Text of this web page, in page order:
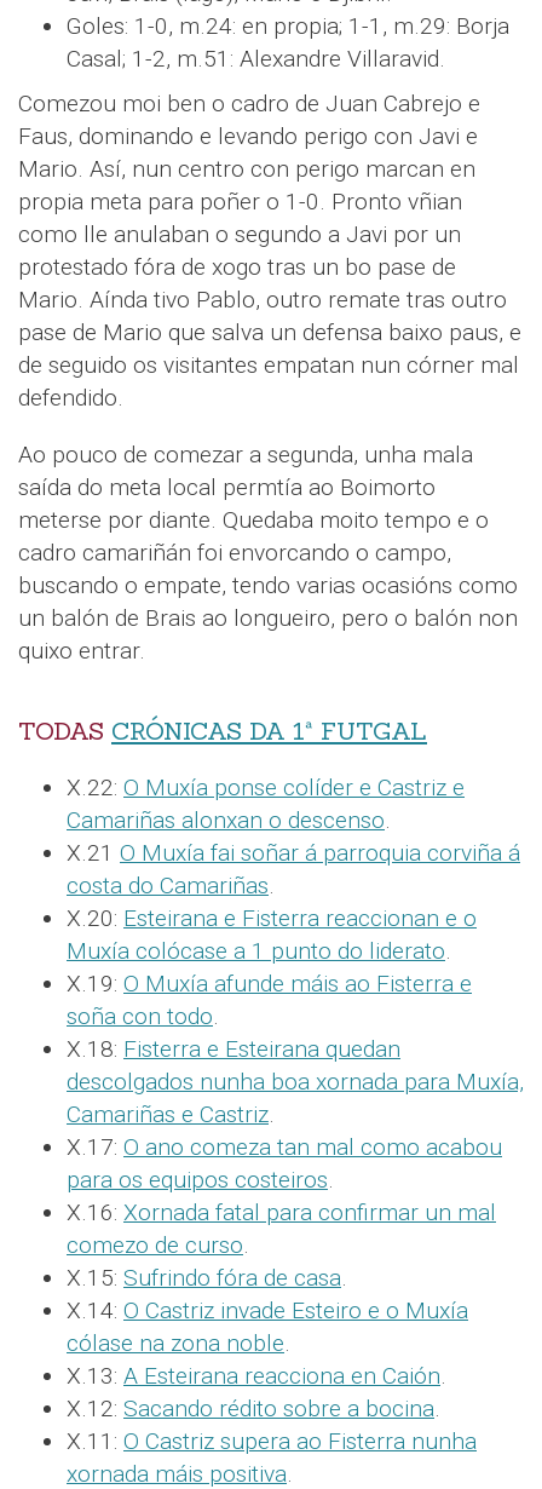
Goles: 1-0, m.24: en propia; 1-1, m.29: Borja
Casal; 1-2, m.51: Alexandre Villaravid.
Comezou moi ben o cadro de Juan Cabrejo e
Faus, dominando e levando perigo con Javi e
Mario. Así, nun centro con perigo marcan en
propia meta para poñer o 1-0. Pronto vñian
como lle anulaban o segundo a Javi por un
protestado fóra de xogo tras un bo pase de
Mario. Aínda tivo Pablo, outro remate tras outro
pase de Mario que salva un defensa baixo paus, e
de seguido os visitantes empatan nun córner mal
defendido.
Ao pouco de comezar a segunda, unha mala
saída do meta local permtía ao Boimorto
meterse por diante. Quedaba moito tempo e o
cadro camariñán foi envorcando o campo,
buscando o empate, tendo varias ocasións como
un balón de Brais ao longueiro, pero o balón non
quixo entrar.
TODAS CRÓNICAS DA 1ª FUTGAL
X.22: O Muxía ponse colíder e Castriz e
Camariñas alonxan o descenso
X.21 O Muxía fai soñar á parroquia corviña á
costa do Camariñas
X.20: Esteirana e Fisterra reaccionan e o
Muxía colócase a 1 punto do liderato
X.19: O Muxía afunde máis ao Fisterra e
soña con todo
X.18: Fisterra e Esteirana quedan
descolgados nunha boa xornada para Muxía,
Camariñas e Castriz
X.17: O ano comeza tan mal como acabou
para os equipos costeiros
X.16: Xornada fatal para confirmar un mal
comezo de curso
X.15: Sufrindo fóra de casa
X.14: O Castriz invade Esteiro e o Muxía
cólase na zona noble
X.13: A Esteirana reacciona en Caión
X.12: Sacando rédito sobre a bocina
X.11: O Castriz supera ao Fisterra nunha
xornada máis positiva